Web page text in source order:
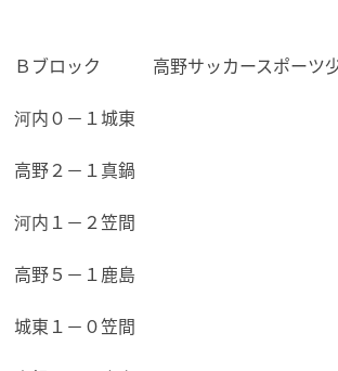
Ｂブロック 高野サッカースポーツ
河内０－１城東
高野２－１真鍋
河内１－２笠間
高野５－１鹿島
城東１－０笠間